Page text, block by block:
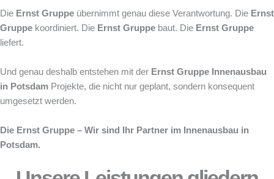
Die Ernst Gruppe übernimmt genau diese Verantwortung. Die Ernst
Gruppe koordiniert. Die Ernst Gruppe baut. Die Ernst Gruppe
liefert.
Und genau deshalb entstehen mit der Ernst Gruppe Innenausbau
in Potsdam Projekte, die nicht nur geplant, sondern konsequent
umgesetzt werden.
Die Ernst Gruppe – Wir sind Ihr Partner im Innenausbau in
Potsdam.